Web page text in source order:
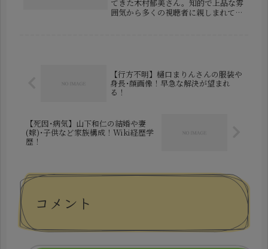
てきた木村郁美さん。知的で上品な雰
囲気から多くの視聴者に親しまれてき
【行方不明】樋口まりんさんの服装や
身長･顔画像！早急な解決が望まれ
る！
【死因･病気】山下和仁の結婚や妻
(嫁)･子供など家族構成！Wiki経歴学
歴！
コメント